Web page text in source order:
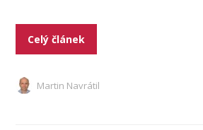
Celý článek
Martin Navrátil